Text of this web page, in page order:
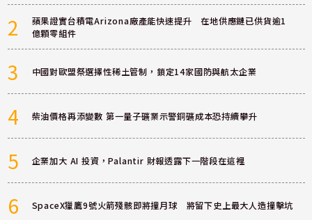
2
蘋果證實台積電Arizona廠產能快速提升 在地供應鏈已供貨逾1
億顆零組件
3 中國對歐盟祭選擇性稀土管制，鎖定14家國防與航太企業
4 柴油價格再添變數 第一量子礦業示警銅礦成本恐持續攀升
5 企業加大 AI 投資，Palantir 財報透露下一階段在這裡
6 SpaceX獵鷹9號火箭殘骸即將撞月球 將留下史上最大人造撞擊坑